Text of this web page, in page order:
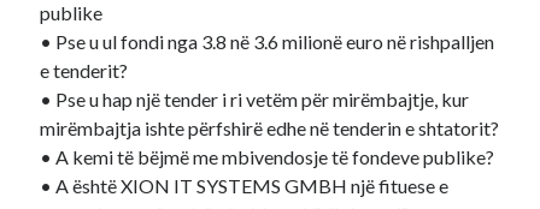
publike
• Pse u ul fondi nga 3.8 në 3.6 milionë euro në rishpalljen
e tenderit?
• Pse u hap një tender i ri vetëm për mirëmbajtje, kur
mirëmbajtja ishte përfshirë edhe në tenderin e shtatorit?
• A kemi të bëjmë me mbivendosje të fondeve publike?
• A është XION IT SYSTEMS GMBH një fituese e